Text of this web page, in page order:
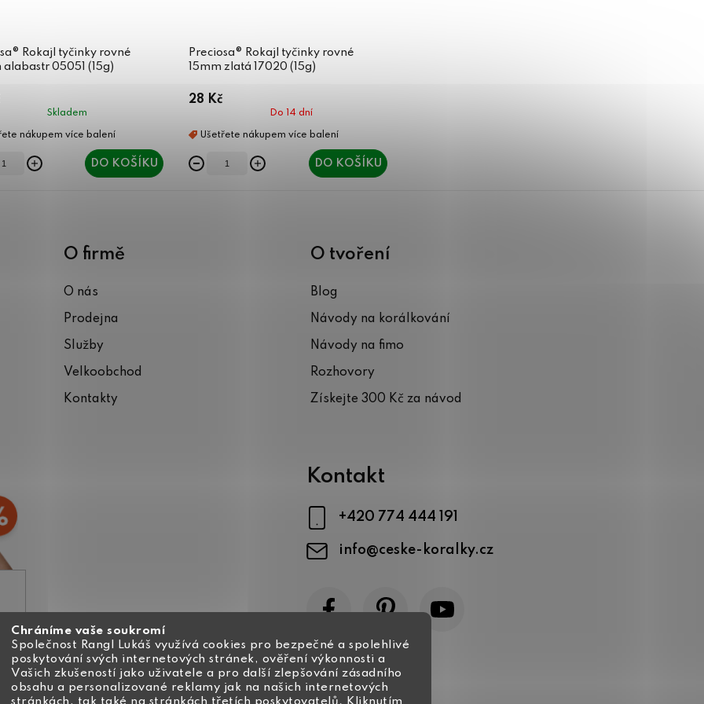
Chráníme vaše soukromí
Společnost Rangl Lukáš využívá cookies pro bezpečné a spolehlivé
poskytování svých internetových stránek, ověření výkonnosti a
Vašich zkušeností jako uživatele a pro další zlepšování zásadního
obsahu a personalizované reklamy jak na našich internetových
Rokajl tyčinky rovné
alabastr 05051 (15g)
Skladem
DO KOŠÍKU
Preciosa® Rokajl tyčinky rovné
15mm zlatá 17020 (15g)
28 Kč
Do 14 dní
DO KOŠÍKU
O firmě
O nás
Prodejna
Služby
Velkoobchod
Kontakty
O tvoření
Blog
Návody na korálkování
Návody na fimo
Rozhovory
Získejte 300 Kč za návod
Kontakt
info@ceske-koralky.cz
+420 774 444 191